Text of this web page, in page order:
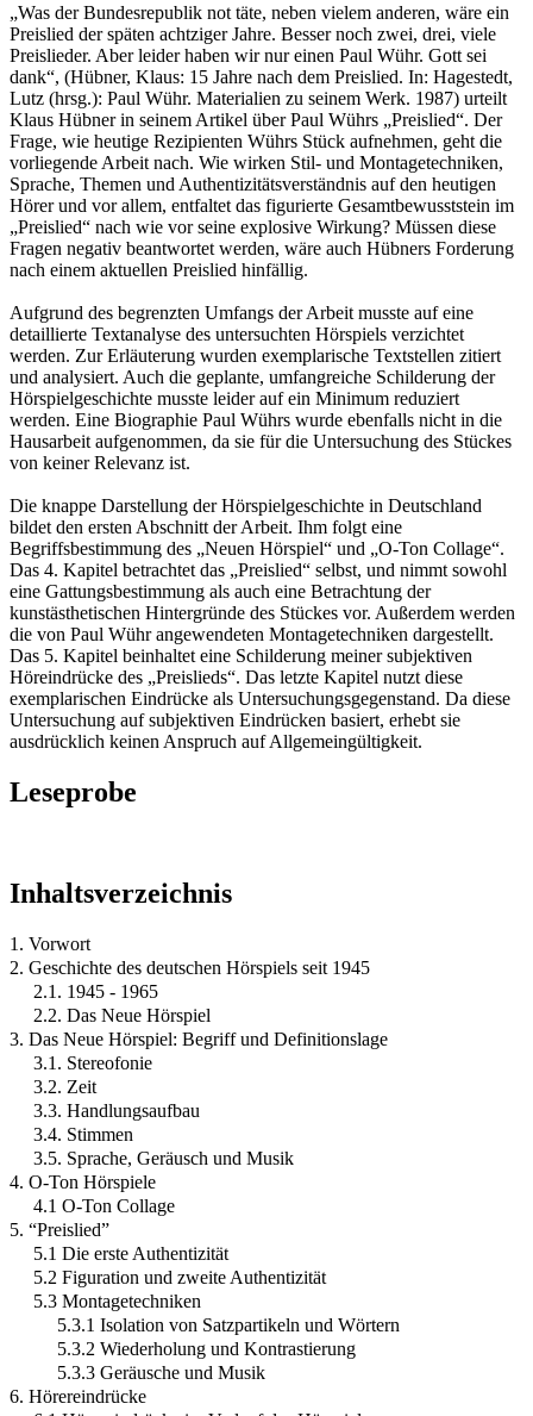
„Was der Bundesrepublik not täte, neben vielem anderen, wäre ein
Preislied der späten achtziger Jahre. Besser noch zwei, drei, viele
Preislieder. Aber leider haben wir nur einen Paul Wühr. Gott sei
dank“, (Hübner, Klaus: 15 Jahre nach dem Preislied. In: Hagestedt,
Lutz (hrsg.): Paul Wühr. Materialien zu seinem Werk. 1987) urteilt
Klaus Hübner in seinem Artikel über Paul Wührs „Preislied“. Der
Frage, wie heutige Rezipienten Wührs Stück aufnehmen, geht die
vorliegende Arbeit nach. Wie wirken Stil- und Montagetechniken,
Sprache, Themen und Authentizitätsverständnis auf den heutigen
Hörer und vor allem, entfaltet das figurierte Gesamtbewusststein im
„Preislied“ nach wie vor seine explosive Wirkung? Müssen diese
Fragen negativ beantwortet werden, wäre auch Hübners Forderung
nach einem aktuellen Preislied hinfällig.
Aufgrund des begrenzten Umfangs der Arbeit musste auf eine
detaillierte Textanalyse des untersuchten Hörspiels verzichtet
werden. Zur Erläuterung wurden exemplarische Textstellen zitiert
und analysiert. Auch die geplante, umfangreiche Schilderung der
Hörspielgeschichte musste leider auf ein Minimum reduziert
werden. Eine Biographie Paul Wührs wurde ebenfalls nicht in die
Hausarbeit aufgenommen, da sie für die Untersuchung des Stückes
von keiner Relevanz ist.
Die knappe Darstellung der Hörspielgeschichte in Deutschland
bildet den ersten Abschnitt der Arbeit. Ihm folgt eine
Begriffsbestimmung des „Neuen Hörspiel“ und „O-Ton Collage“.
Das 4. Kapitel betrachtet das „Preislied“ selbst, und nimmt sowohl
eine Gattungsbestimmung als auch eine Betrachtung der
kunstästhetischen Hintergründe des Stückes vor. Außerdem werden
die von Paul Wühr angewendeten Montagetechniken dargestellt.
Das 5. Kapitel beinhaltet eine Schilderung meiner subjektiven
Höreindrücke des „Preislieds“. Das letzte Kapitel nutzt diese
exemplarischen Eindrücke als Untersuchungsgegenstand. Da diese
Untersuchung auf subjektiven Eindrücken basiert, erhebt sie
ausdrücklich keinen Anspruch auf Allgemeingültigkeit.
Leseprobe
Inhaltsverzeichnis
1. Vorwort
2. Geschichte des deutschen Hörspiels seit 1945
2.1. 1945 - 1965
2.2. Das Neue Hörspiel
3. Das Neue Hörspiel: Begriff und Definitionslage
3.1. Stereofonie
3.2. Zeit
3.3. Handlungsaufbau
3.4. Stimmen
3.5. Sprache, Geräusch und Musik
4. O-Ton Hörspiele
4.1 O-Ton Collage
5. “Preislied”
5.1 Die erste Authentizität
5.2 Figuration und zweite Authentizität
5.3 Montagetechniken
5.3.1 Isolation von Satzpartikeln und Wörtern
5.3.2 Wiederholung und Kontrastierung
5.3.3 Geräusche und Musik
6. Hörereindrücke